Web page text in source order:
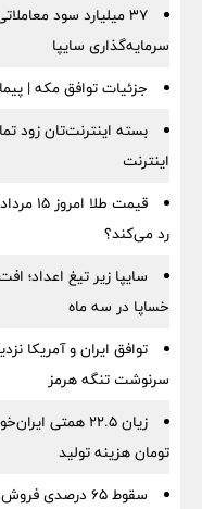
سرمایه‌گذاری سایپا
جزئیات توافق مکه |
بسته اینترنت‌تان زود
اینترنت
رد می‌کند؟
خساپا در سه ماه
توافق ایران و آمریکا
سرنوشت تنگه هرمز
تومان هزینه تولید
سقوط ۶۵ درصدی